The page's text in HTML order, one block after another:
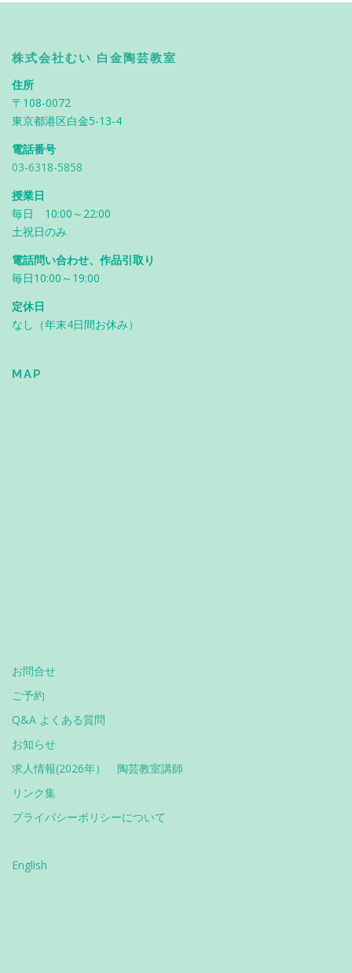
株式会社むい 白金陶芸教室
住所
〒108-0072
東京都港区白金5-13-4
電話番号
03-6318-5858
授業日
毎日 10:00～22:00
土祝日のみ
電話問い合わせ、作品引取り
毎日10:00～19:00
定休日
なし（年末4日間お休み）
MAP
お問合せ
ご予約
Q&A よくある質問
お知らせ
求人情報(2026年） 陶芸教室講師
リンク集
プライバシーポリシーについて
English